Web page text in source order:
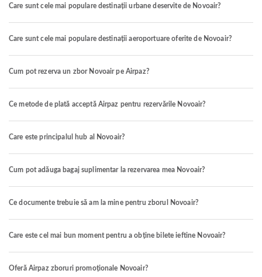
Care sunt cele mai populare destinații urbane deservite de Novoair?
Care sunt cele mai populare destinații aeroportuare oferite de Novoair?
Cum pot rezerva un zbor Novoair pe Airpaz?
Ce metode de plată acceptă Airpaz pentru rezervările Novoair?
Care este principalul hub al Novoair?
Cum pot adăuga bagaj suplimentar la rezervarea mea Novoair?
Ce documente trebuie să am la mine pentru zborul Novoair?
Care este cel mai bun moment pentru a obține bilete ieftine Novoair?
Oferă Airpaz zboruri promoționale Novoair?